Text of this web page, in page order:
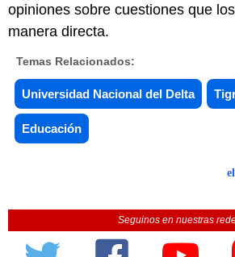
opiniones sobre cuestiones que
manera directa.
Temas Relacionados:
Universidad Nacional del Delta
Educación
Seguinos en nuestras